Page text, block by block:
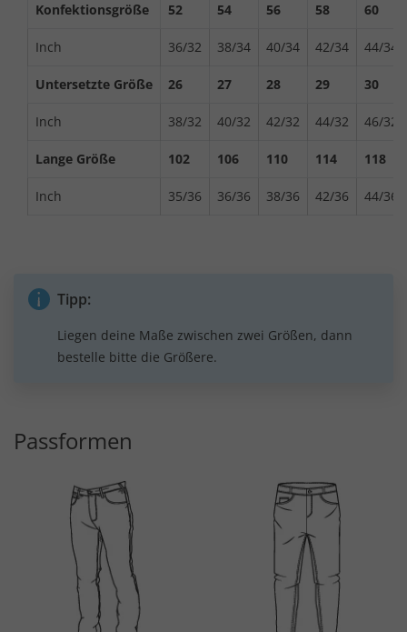
Konfektionsgröße 52 54 56 58 60
Inch 36/32 38/34 40/34 42/34 44/34
Untersetzte Größe 26 27 28 29 30
Inch 38/32 40/32 42/32 44/32 46/32
Lange Größe 102 106 110 114 118
Inch 35/36 36/36 38/36 42/36 44/36
Tipp:
Liegen deine Maße zwischen zwei Größen, dann
bestelle bitte die Größere.
Passformen